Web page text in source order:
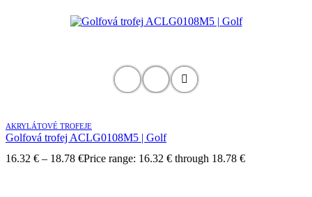
AKRYLÁTOVÉ TROFEJE
Golfová trofej ACLG0108M5 | Golf
16.32 € – 18.78 €Price range: 16.32 € through 18.78 €